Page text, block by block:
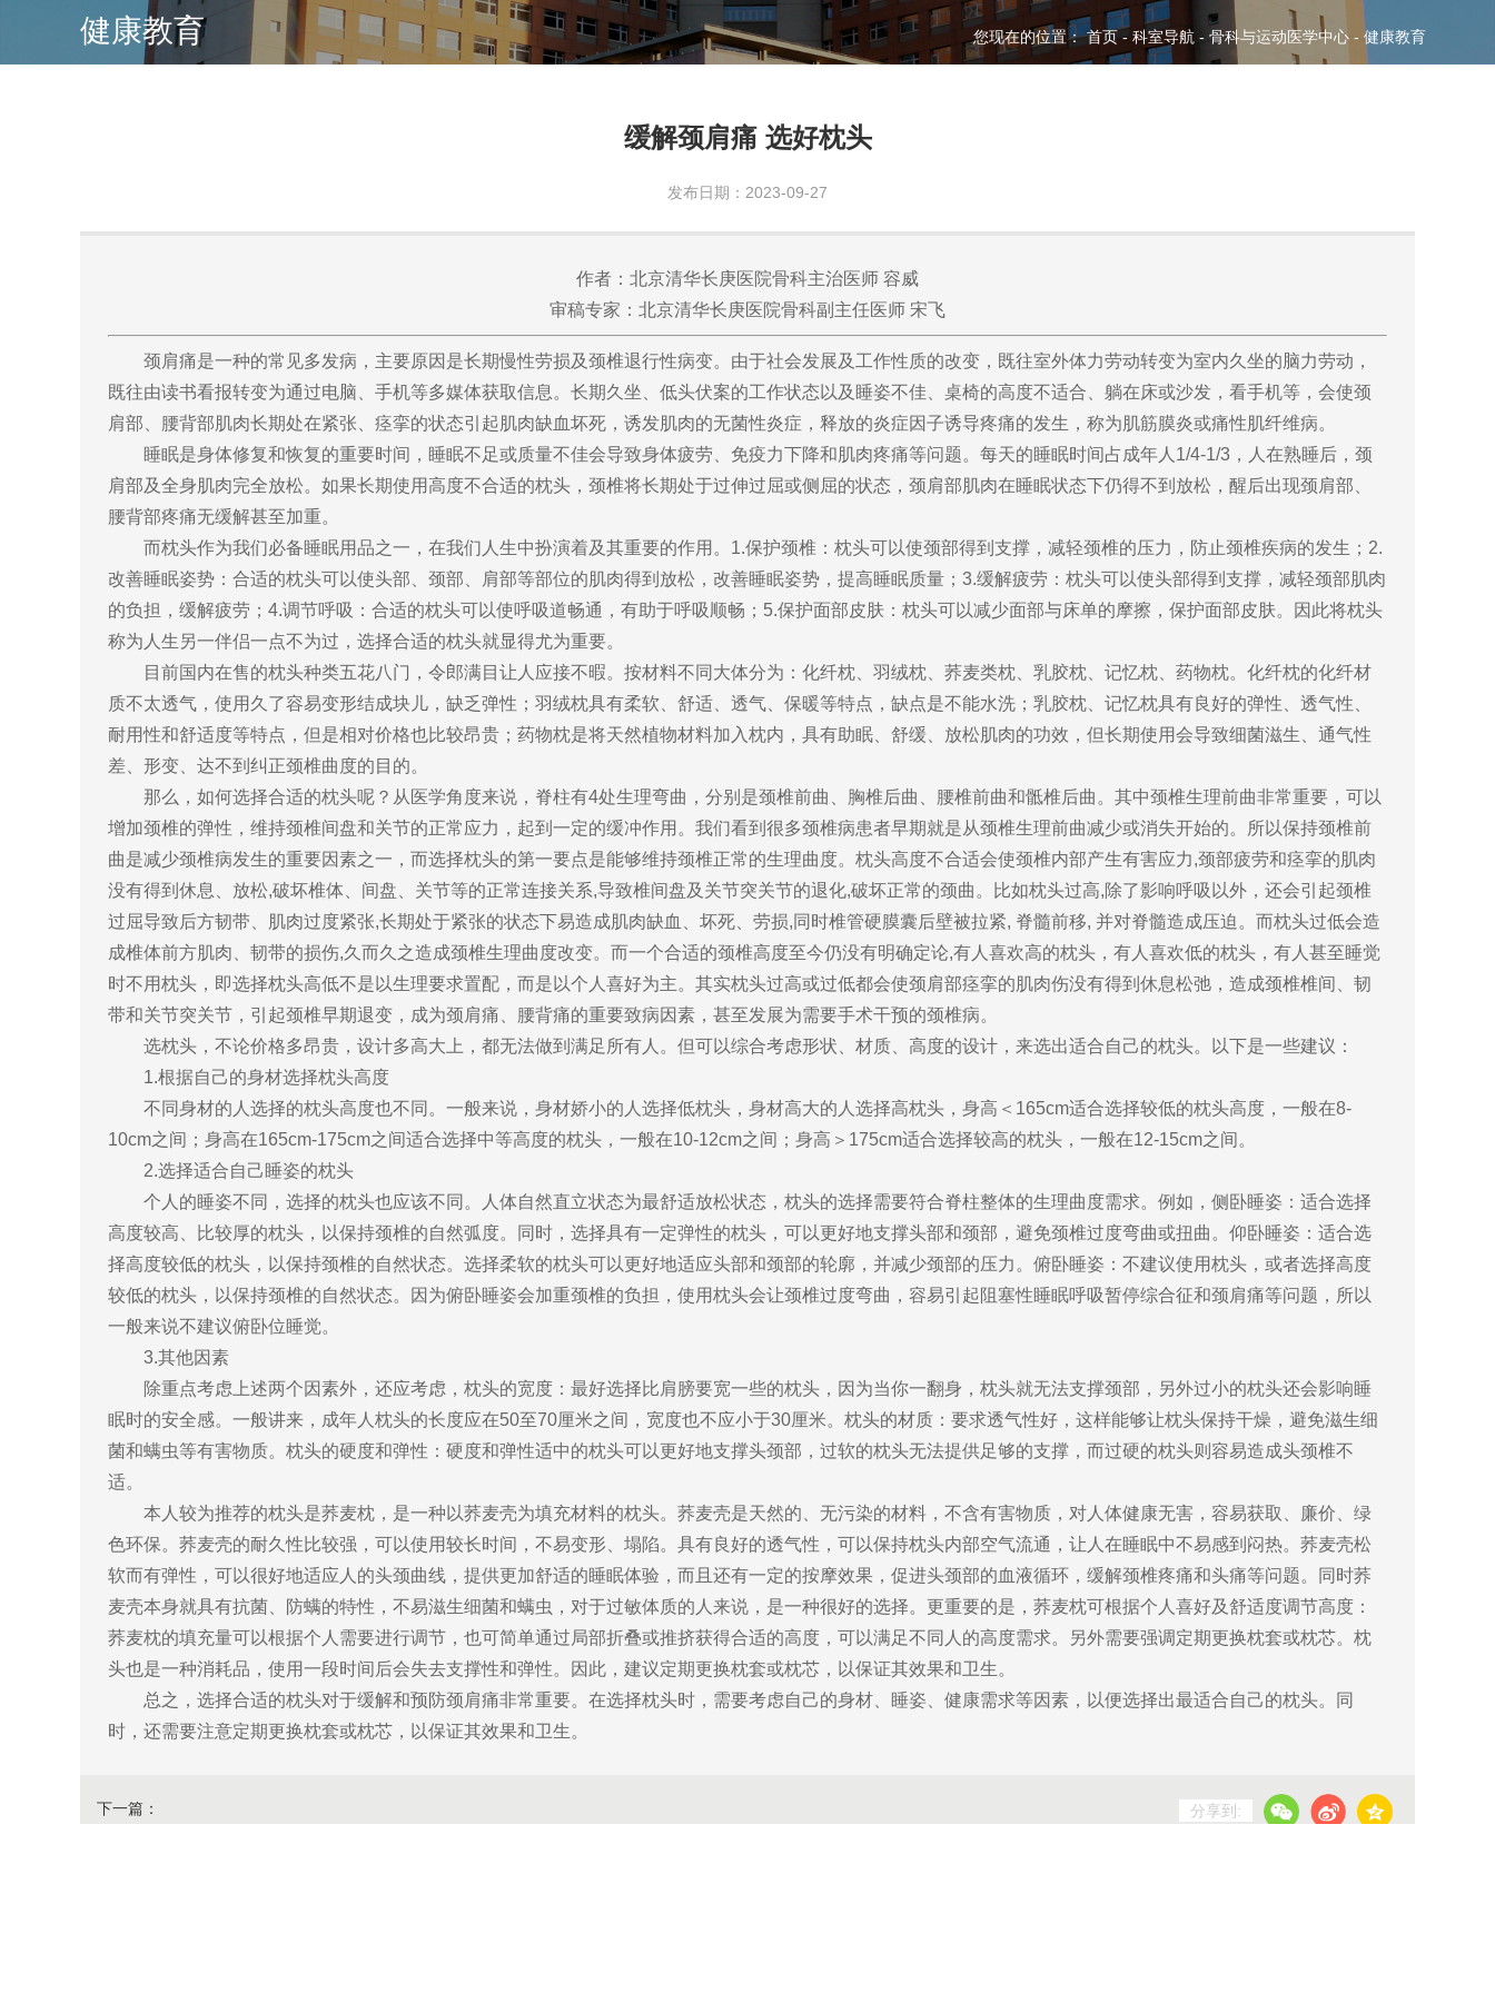
健康教育 您现在的位置：首页- 科室导航 - 骨科与运动医学中心 - 健康教育
缓解颈肩痛 选好枕头
发布日期：2023-09-27
作者：北京清华长庚医院骨科主治医师 容威
审稿专家：北京清华长庚医院骨科副主任医师 宋飞
颈肩痛是一种的常见多发病，主要原因是长期慢性劳损及颈椎退行性病变。由于社会发展及工作性质的改变，既往室外体力劳动转变为室内久坐的脑力劳动，
既往由读书看报转变为通过电脑、手机等多媒体获取信息。长期久坐、低头伏案的工作状态以及睡姿不佳、桌椅的高度不适合、躺在床或沙发，看手机等，会使颈
肩部、腰背部肌肉长期处在紧张、痉挛的状态引起肌肉缺血坏死，诱发肌肉的无菌性炎症，释放的炎症因子诱导疼痛的发生，称为肌筋膜炎或痛性肌纤维病。
睡眠是身体修复和恢复的重要时间，睡眠不足或质量不佳会导致身体疲劳、免疫力下降和肌肉疼痛等问题。每天的睡眠时间占成年人1/4-1/3，人在熟睡后，颈
肩部及全身肌肉完全放松。如果长期使用高度不合适的枕头，颈椎将长期处于过伸过屈或侧屈的状态，颈肩部肌肉在睡眠状态下仍得不到放松，醒后出现颈肩部、
腰背部疼痛无缓解甚至加重。
而枕头作为我们必备睡眠用品之一，在我们人生中扮演着及其重要的作用。1.保护颈椎：枕头可以使颈部得到支撑，减轻颈椎的压力，防止颈椎疾病的发生；2.
改善睡眠姿势：合适的枕头可以使头部、颈部、肩部等部位的肌肉得到放松，改善睡眠姿势，提高睡眠质量；3.缓解疲劳：枕头可以使头部得到支撑，减轻颈部肌肉
的负担，缓解疲劳；4.调节呼吸：合适的枕头可以使呼吸道畅通，有助于呼吸顺畅；5.保护面部皮肤：枕头可以减少面部与床单的摩擦，保护面部皮肤。因此将枕头
称为人生另一伴侣一点不为过，选择合适的枕头就显得尤为重要。
目前国内在售的枕头种类五花八门，令郎满目让人应接不暇。按材料不同大体分为：化纤枕、羽绒枕、荞麦类枕、乳胶枕、记忆枕、药物枕。化纤枕的化纤材
质不太透气，使用久了容易变形结成块儿，缺乏弹性；羽绒枕具有柔软、舒适、透气、保暖等特点，缺点是不能水洗；乳胶枕、记忆枕具有良好的弹性、透气性、
耐用性和舒适度等特点，但是相对价格也比较昂贵；药物枕是将天然植物材料加入枕内，具有助眠、舒缓、放松肌肉的功效，但长期使用会导致细菌滋生、通气性
差、形变、达不到纠正颈椎曲度的目的。
那么，如何选择合适的枕头呢？从医学角度来说，脊柱有4处生理弯曲，分别是颈椎前曲、胸椎后曲、腰椎前曲和骶椎后曲。其中颈椎生理前曲非常重要，可以
增加颈椎的弹性，维持颈椎间盘和关节的正常应力，起到一定的缓冲作用。我们看到很多颈椎病患者早期就是从颈椎生理前曲减少或消失开始的。所以保持颈椎前
曲是减少颈椎病发生的重要因素之一，而选择枕头的第一要点是能够维持颈椎正常的生理曲度。枕头高度不合适会使颈椎内部产生有害应力,颈部疲劳和痉挛的肌肉
没有得到休息、放松,破坏椎体、间盘、关节等的正常连接关系,导致椎间盘及关节突关节的退化,破坏正常的颈曲。比如枕头过高,除了影响呼吸以外，还会引起颈椎
过屈导致后方韧带、肌肉过度紧张,长期处于紧张的状态下易造成肌肉缺血、坏死、劳损,同时椎管硬膜囊后壁被拉紧, 脊髓前移, 并对脊髓造成压迫。而枕头过低会造
成椎体前方肌肉、韧带的损伤,久而久之造成颈椎生理曲度改变。而一个合适的颈椎高度至今仍没有明确定论,有人喜欢高的枕头，有人喜欢低的枕头，有人甚至睡觉
时不用枕头，即选择枕头高低不是以生理要求置配，而是以个人喜好为主。其实枕头过高或过低都会使颈肩部痉挛的肌肉伤没有得到休息松弛，造成颈椎椎间、韧
带和关节突关节，引起颈椎早期退变，成为颈肩痛、腰背痛的重要致病因素，甚至发展为需要手术干预的颈椎病。
选枕头，不论价格多昂贵，设计多高大上，都无法做到满足所有人。但可以综合考虑形状、材质、高度的设计，来选出适合自己的枕头。以下是一些建议：
1.根据自己的身材选择枕头高度
不同身材的人选择的枕头高度也不同。一般来说，身材娇小的人选择低枕头，身材高大的人选择高枕头，身高＜165cm适合选择较低的枕头高度，一般在8-
10cm之间；身高在165cm-175cm之间适合选择中等高度的枕头，一般在10-12cm之间；身高＞175cm适合选择较高的枕头，一般在12-15cm之间。
2.选择适合自己睡姿的枕头
个人的睡姿不同，选择的枕头也应该不同。人体自然直立状态为最舒适放松状态，枕头的选择需要符合脊柱整体的生理曲度需求。例如，侧卧睡姿：适合选择
高度较高、比较厚的枕头，以保持颈椎的自然弧度。同时，选择具有一定弹性的枕头，可以更好地支撑头部和颈部，避免颈椎过度弯曲或扭曲。仰卧睡姿：适合选
择高度较低的枕头，以保持颈椎的自然状态。选择柔软的枕头可以更好地适应头部和颈部的轮廓，并减少颈部的压力。俯卧睡姿：不建议使用枕头，或者选择高度
较低的枕头，以保持颈椎的自然状态。因为俯卧睡姿会加重颈椎的负担，使用枕头会让颈椎过度弯曲，容易引起阻塞性睡眠呼吸暂停综合征和颈肩痛等问题，所以
一般来说不建议俯卧位睡觉。
3.其他因素
除重点考虑上述两个因素外，还应考虑，枕头的宽度：最好选择比肩膀要宽一些的枕头，因为当你一翻身，枕头就无法支撑颈部，另外过小的枕头还会影响睡
眠时的安全感。一般讲来，成年人枕头的长度应在50至70厘米之间，宽度也不应小于30厘米。枕头的材质：要求透气性好，这样能够让枕头保持干燥，避免滋生细
菌和螨虫等有害物质。枕头的硬度和弹性：硬度和弹性适中的枕头可以更好地支撑头颈部，过软的枕头无法提供足够的支撑，而过硬的枕头则容易造成头颈椎不
适。
本人较为推荐的枕头是荞麦枕，是一种以荞麦壳为填充材料的枕头。荞麦壳是天然的、无污染的材料，不含有害物质，对人体健康无害，容易获取、廉价、绿
色环保。荞麦壳的耐久性比较强，可以使用较长时间，不易变形、塌陷。具有良好的透气性，可以保持枕头内部空气流通，让人在睡眠中不易感到闷热。荞麦壳松
软而有弹性，可以很好地适应人的头颈曲线，提供更加舒适的睡眠体验，而且还有一定的按摩效果，促进头颈部的血液循环，缓解颈椎疼痛和头痛等问题。同时荞
麦壳本身就具有抗菌、防螨的特性，不易滋生细菌和螨虫，对于过敏体质的人来说，是一种很好的选择。更重要的是，荞麦枕可根据个人喜好及舒适度调节高度：
荞麦枕的填充量可以根据个人需要进行调节，也可简单通过局部折叠或推挤获得合适的高度，可以满足不同人的高度需求。另外需要强调定期更换枕套或枕芯。枕
头也是一种消耗品，使用一段时间后会失去支撑性和弹性。因此，建议定期更换枕套或枕芯，以保证其效果和卫生。
总之，选择合适的枕头对于缓解和预防颈肩痛非常重要。在选择枕头时，需要考虑自己的身材、睡姿、健康需求等因素，以便选择出最适合自己的枕头。同
时，还需要注意定期更换枕套或枕芯，以保证其效果和卫生。
下一篇： 分享到: